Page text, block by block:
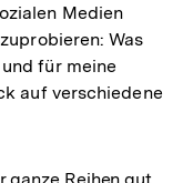
Medien
Was
für meine
auf verschiedene